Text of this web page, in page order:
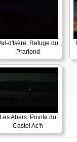
d'Isère: Refuge du
Prariond
Les Abers: Pointe du
Castel Ac'h